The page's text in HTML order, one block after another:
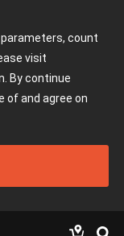
count
visit
By continue
of and agree on